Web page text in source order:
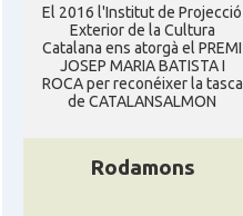
El 2016 l'Institut de Projecció
Exterior de la Cultura
Catalana ens atorgà el PREMI
JOSEP MARIA BATISTA I
ROCA per reconéixer la tasca
de CATALANSALMON
Rodamons